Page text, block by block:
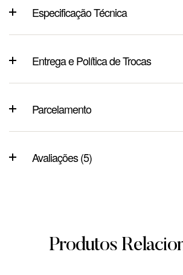
Especificação Técnica
Entrega e Política de Trocas
Parcelamento
Avaliações (5)
Produtos